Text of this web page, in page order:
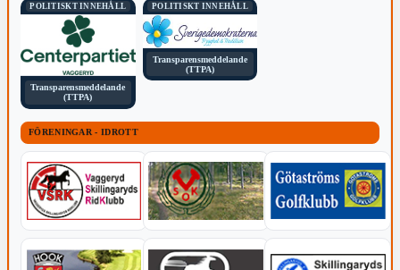
POLITISKT INNEHÅLL
Transparensmeddelande
(TTPA)
POLITISKT INNEHÅLL
Transparensmeddelande
(TTPA)
FÖRENINGAR - IDROTT